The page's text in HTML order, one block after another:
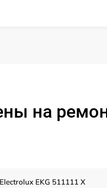
на
EKG 511111 X